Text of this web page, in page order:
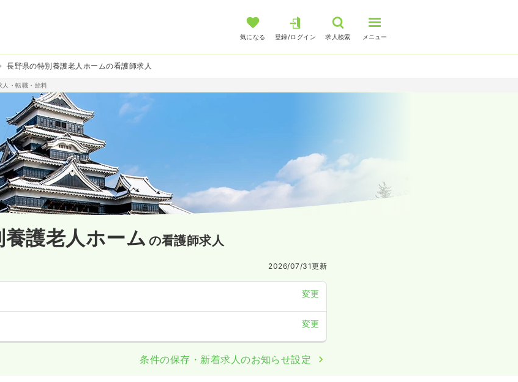
気になる 登録/ログイン 求人検索 メニュー
長野県の特別養護老人ホームの看護師求人
人・転職・給料
護老人ホーム の看護師求人
2026/07/31更新
変更
変更
条件の保存・新着求人のお知らせ設定